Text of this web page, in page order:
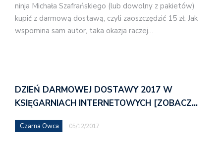
ninja Michała Szafrańskiego (lub dowolny z pakietów)
kupić z darmową dostawą, czyli zaoszczędzić 15 zł. Jak
wspomina sam autor, taka okazja raczej…
DZIEŃ DARMOWEJ DOSTAWY 2017 W
KSIĘGARNIACH INTERNETOWYCH [ZOBACZ…
Czarna Owca 05/12/2017